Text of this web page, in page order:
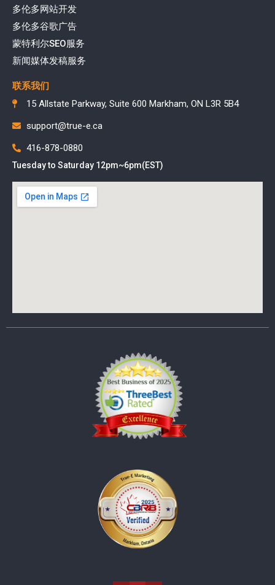
多伦多网站开发
多伦多谷歌广告
蒙特利尔SEO服务
新闻媒体发稿服务
联系我们
15 Allstate Parkway, Suite 600 Markham, ON L3R 5B4
support@true-e.ca
416-878-0880
Tuesday to Saturday 12pm~6pm(EST)